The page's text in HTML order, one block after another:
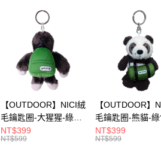
21家銀行
第一商業銀行
彰化商業銀行
台北富邦商業銀行
兆豐國際商業銀行
台中商業銀行
華泰商業銀行
遠東國際商業銀行
21家銀行
第一商業銀行
彰化商業銀行
台北富邦商業銀行
兆豐國際商業銀行
台中商業銀行
【OUTDOOR】NICI絨
毛鑰匙圈-大猩猩-綠色
OD32343GR
NT$399
NT$599
【OUTDOOR】
毛鑰匙圈-熊貓-
OD90136BGR
NT$399
NT$599